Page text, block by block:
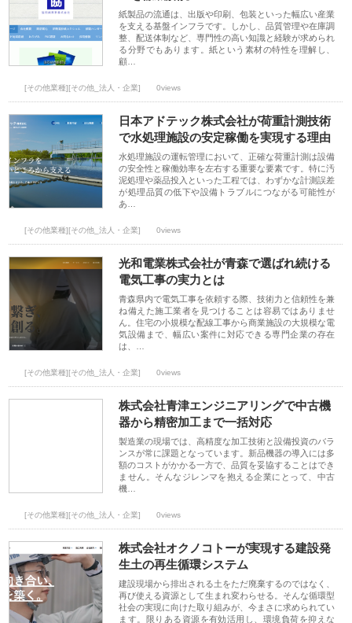
紙製品の流通は、出版や印刷、包装といった幅広い産業
を支える基盤インフラです。しかし、品質管理や在庫調
整、配送体制など、専門性の高い知識と経験が求められ
る分野でもあります。紙という素材の特性を理解し、
顧…
[その他業種][その他_法人・企業] 0views
日本アドテック株式会社が荷重計測技術
で水処理施設の安定稼働を実現する理由
水処理施設の運転管理において、正確な荷重計測は設備
の安全性と稼働効率を左右する重要な要素です。特に汚
泥処理や薬品投入といった工程では、わずかな計測誤差
が処理品質の低下や設備トラブルにつながる可能性が
あ…
[その他業種][その他_法人・企業] 0views
光和電業株式会社が青森で選ばれ続ける
電気工事の実力とは
青森県内で電気工事を依頼する際、技術力と信頼性を兼
ね備えた施工業者を見つけることは容易ではありませ
ん。住宅の小規模な配線工事から商業施設の大規模な電
気設備まで、幅広い案件に対応できる専門企業の存在
は、…
[その他業種][その他_法人・企業] 0views
株式会社青津エンジニアリングで中古機
器から精密加工まで一括対応
製造業の現場では、高精度な加工技術と設備投資のバラ
ンスが常に課題となっています。新品機器の導入には多
額のコストがかかる一方で、品質を妥協することはでき
ません。そんなジレンマを抱える企業にとって、中古
機…
[その他業種][その他_法人・企業] 0views
株式会社オクノコトーが実現する建設発
生土の再生循環システム
建設現場から排出される土をただ廃棄するのではなく、
再び使える資源として生まれ変わらせる。そんな循環型
社会の実現に向けた取り組みが、今まさに求められてい
ます。限りある資源を有効活用し、環境負荷を抑えな